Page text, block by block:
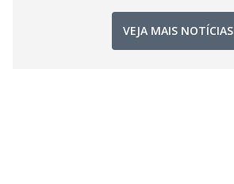
VEJA MAIS NOTÍCIAS